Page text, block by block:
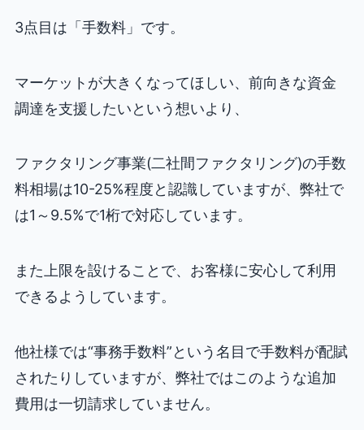
3点目は「手数料」です。
マーケットが大きくなってほしい、前向きな資金
調達を支援したいという想いより、
ファクタリング事業(二社間ファクタリング)の手数
料相場は10-25%程度と認識していますが、弊社で
は1～9.5%で1桁で対応しています。
また上限を設けることで、お客様に安心して利用
できるようしています。
他社様では“事務手数料”という名目で手数料が配賦
されたりしていますが、弊社ではこのような追加
費用は一切請求していません。